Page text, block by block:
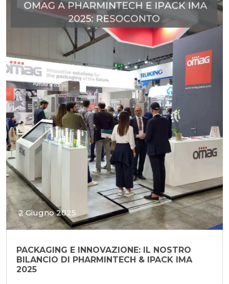
2 Giugno 2025
PACKAGING E INNOVAZIONE: IL NOSTRO
BILANCIO DI PHARMINTECH & IPACK IMA
2025